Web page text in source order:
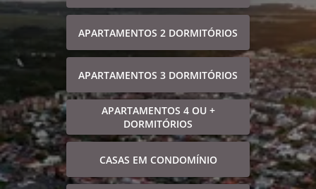
APARTAMENTOS 2 DORMITÓRIOS
APARTAMENTOS 3 DORMITÓRIOS
APARTAMENTOS 4 OU +
DORMITÓRIOS
CASAS EM CONDOMÍNIO